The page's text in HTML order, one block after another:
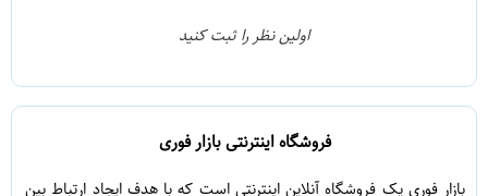
اولین نظر را ثبت کنید
فروشگاه اینترنتی بازار فوری
بازار فوری یک فروشگاه آنلاین اینترنتی است که با هدف ایجاد ارتباط بین